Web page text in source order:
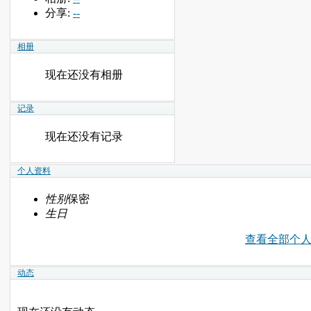
分享: --
相册
现在还没有相册
记录
现在还没有记录
个人资料
性别保密
生日
查看全部个
动态